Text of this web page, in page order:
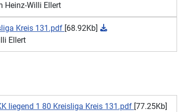
Heinz-Willi Ellert
Kreis 131.pdf [68.92Kb]
Ellert
liegend 1 80 Kreisliga Kreis 131.pdf [77.25Kb]